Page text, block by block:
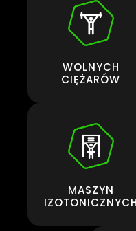
WOLNYCH
CIĘŻARÓW
MASZYN
IZOTONICZNYCH